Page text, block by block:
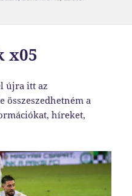
x05
újra itt az
összeszedhetném a
híreket,